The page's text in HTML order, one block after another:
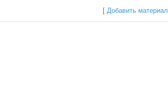
[Добавить материал